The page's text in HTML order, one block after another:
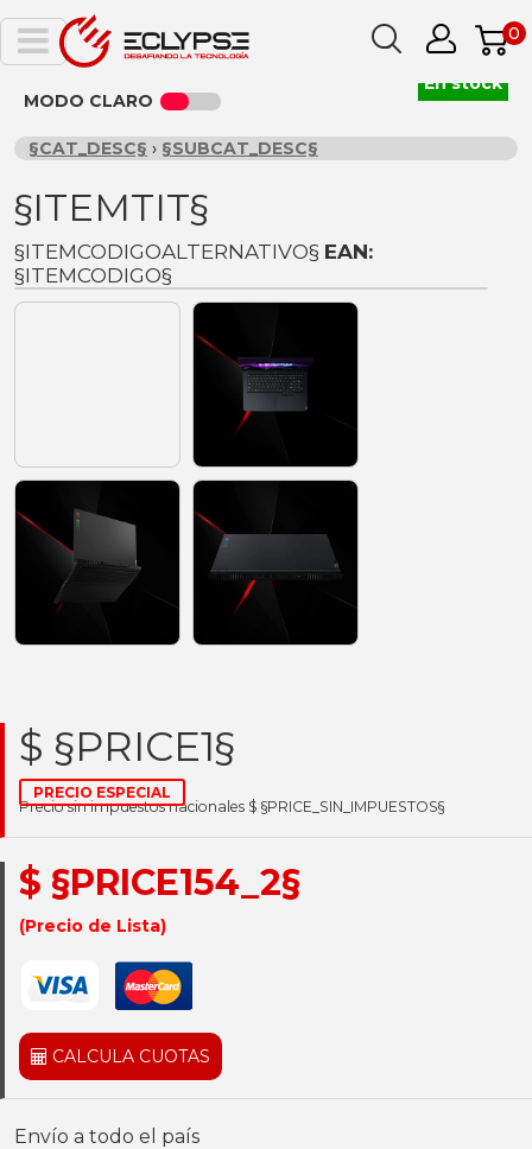
0
MODO CLARO
§CAT_DESC§ › §SUBCAT_DESC§
§ITEMTIT§
§ITEMCODIGOALTERNATIVO§ EAN:
§ITEMCODIGO§
$ §PRICE1§
PRECIO ESPECIAL
Precio sin impuestos nacionales $ §PRICE_SIN_IMPUESTOS§
$ §PRICE154_2§
(Precio de Lista)
CALCULA CUOTAS
Envío a todo el país
En stock